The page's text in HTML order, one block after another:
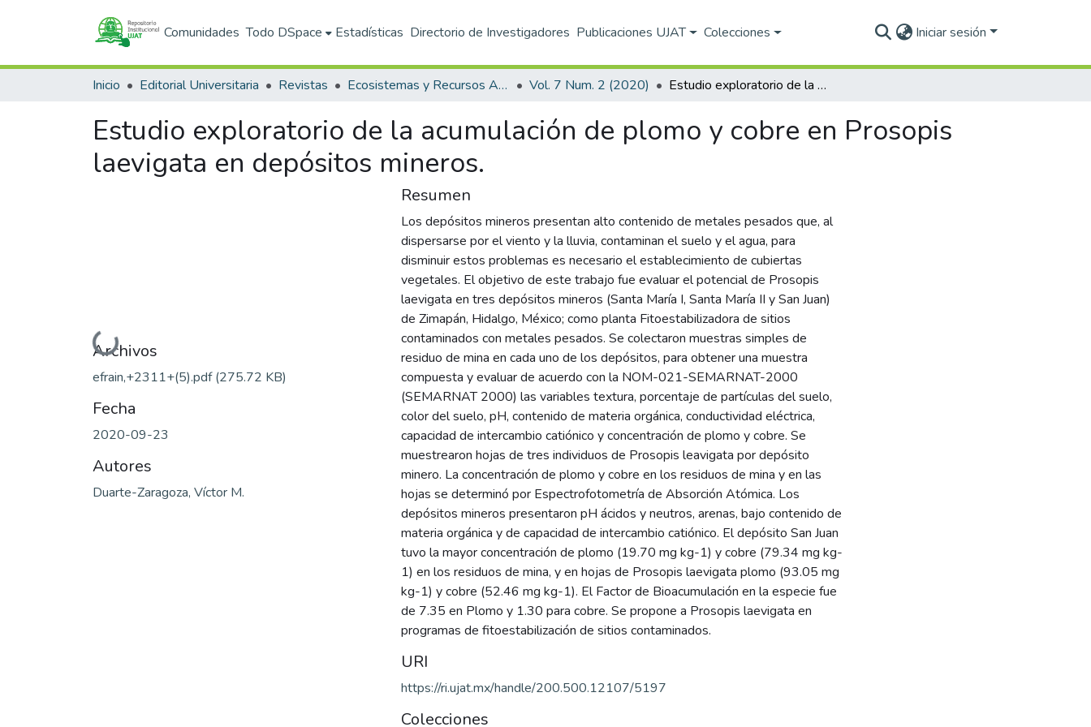
Comunidades Todo DSpace Estadísticas Directorio de Investigadores Publicaciones UJAT Colecciones Iniciar sesión
Inicio Editorial Universitaria Revistas Ecosistemas y Recursos Agropecuarios Vol. 7 Num. 2 (2020) Estudio exploratorio de la acumulación de plomo y cobre en Prosopis laevigata en depósitos mineros.
Estudio exploratorio de la acumulación de plomo y cobre en Prosopis
laevigata en depósitos mineros.
Cargando...
Archivos
efrain,+2311+(5).pdf(275.72 KB)
Fecha
2020-09-23
Autores
Duarte-Zaragoza, Víctor M.
Resumen
Los depósitos mineros presentan alto contenido de metales pesados que, al
dispersarse por el viento y la lluvia, contaminan el suelo y el agua, para
disminuir estos problemas es necesario el establecimiento de cubiertas
vegetales. El objetivo de este trabajo fue evaluar el potencial de Prosopis
laevigata en tres depósitos mineros (Santa María I, Santa María II y San Juan)
de Zimapán, Hidalgo, México; como planta Fitoestabilizadora de sitios
contaminados con metales pesados. Se colectaron muestras simples de
residuo de mina en cada uno de los depósitos, para obtener una muestra
compuesta y evaluar de acuerdo con la NOM-021-SEMARNAT-2000
(SEMARNAT 2000) las variables textura, porcentaje de partículas del suelo,
color del suelo, pH, contenido de materia orgánica, conductividad eléctrica,
capacidad de intercambio catiónico y concentración de plomo y cobre. Se
muestrearon hojas de tres individuos de Prosopis leavigata por depósito
minero. La concentración de plomo y cobre en los residuos de mina y en las
hojas se determinó por Espectrofotometría de Absorción Atómica. Los
depósitos mineros presentaron pH ácidos y neutros, arenas, bajo contenido de
materia orgánica y de capacidad de intercambio catiónico. El depósito San Juan
tuvo la mayor concentración de plomo (19.70 mg kg-1) y cobre (79.34 mg kg-
1) en los residuos de mina, y en hojas de Prosopis laevigata plomo (93.05 mg
kg-1) y cobre (52.46 mg kg-1). El Factor de Bioacumulación en la especie fue
de 7.35 en Plomo y 1.30 para cobre. Se propone a Prosopis laevigata en
programas de fitoestabilización de sitios contaminados.
URI
https://ri.ujat.mx/handle/200.500.12107/5197
Colecciones